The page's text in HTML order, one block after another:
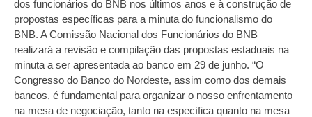
dos funcionários do BNB nos últimos anos e à construção de
propostas específicas para a minuta do funcionalismo do
BNB. A Comissão Nacional dos Funcionários do BNB
realizará a revisão e compilação das propostas estaduais na
minuta a ser apresentada ao banco em 29 de junho. “O
Congresso do Banco do Nordeste, assim como dos demais
bancos, é fundamental para organizar o nosso enfrentamento
na mesa de negociação, tanto na específica quanto na mesa